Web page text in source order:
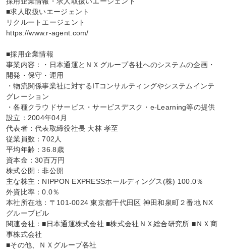
■求人取扱いエージェント
リクルートエージェント
https://www.r-agent.com/
■採用企業情報
事業内容：・日本通運とＮＸグループ各社へのシステムの企画・
開発・保守・運用
・物流関係事業社に対するITコンサルティングやシステムインテ
グレーション
・各種クラウドサービス・サービスデスク・e-Learning等の提供
設立：2004年04月
代表者：代表取締役社長 大林 孝至
従業員数：702人
平均年齢：36.8歳
資本金：30百万円
株式公開：非公開
主な株主：NIPPON EXPRESSホールディングス(株) 100.0％
外資比率：0.0％
本社所在地：〒101-0024 東京都千代田区 神田和泉町２番地 NX
グループビル
関連会社：■日本通運株式会社 ■株式会社ＮＸ総合研究所 ■ＮＸ商
事株式会社
■その他、ＮＸグループ各社